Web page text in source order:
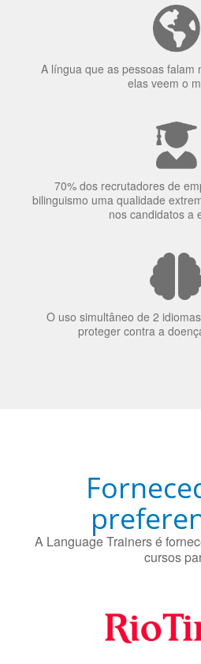
A língua que as pessoas falam
elas veem o
70% dos recrutadores de
bilinguismo uma qualidade
nos candidatos a
O uso simultâneo de 2
proteger contra a
A Language Trainers é
cursos